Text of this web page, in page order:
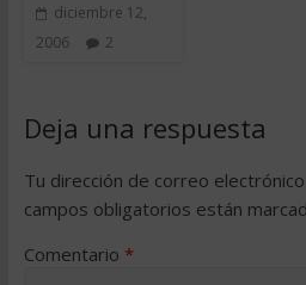
diciembre 12,
2006
2
Deja una respuesta
Tu dirección de correo
campos obligatorios están
Comentario *